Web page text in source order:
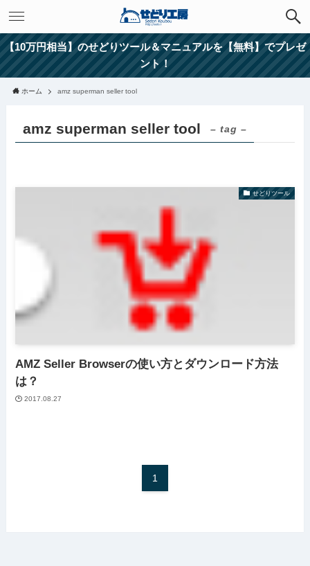
【10万円相当】のせどりツール＆マニュアルを【無料】でプレゼ
ント！
ホーム amz superman seller tool
amz superman seller tool – tag –
せどりツール
AMZ Seller Browserの使い方とダウンロード方法
は？
2017.08.27
1